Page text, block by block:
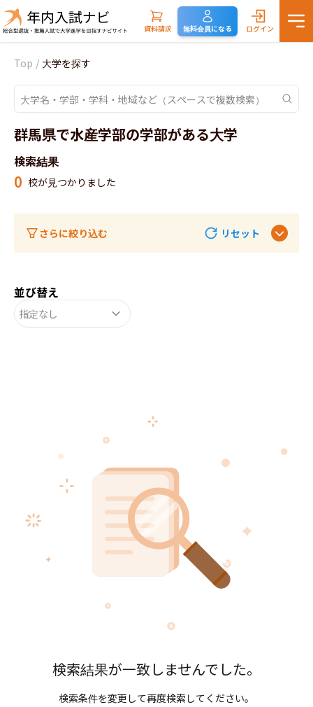
資料請求 無料会員になる ログイン
Top / 大学を探す
群馬県で水産学部の学部がある大学
検索結果
0 校が見つかりました
さらに絞り込む リセット
並び替え
指定なし
検索結果が一致しませんでした。
検索条件を変更して再度検索してください。